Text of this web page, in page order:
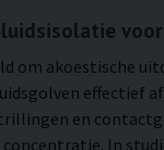
om akoestische
effectief
en
In